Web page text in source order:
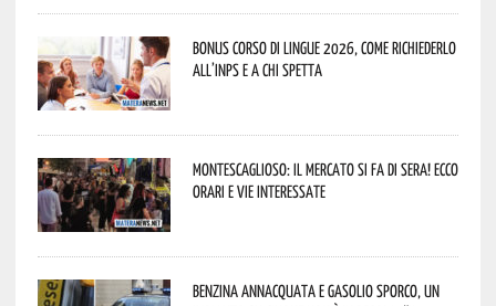
Bonus corso di lingue 2026, come richiederlo
all’INPS e a chi spetta
Montescaglioso: il mercato si fa di sera! Ecco
orari e vie interessate
Benzina annacquata e gasolio sporco, un